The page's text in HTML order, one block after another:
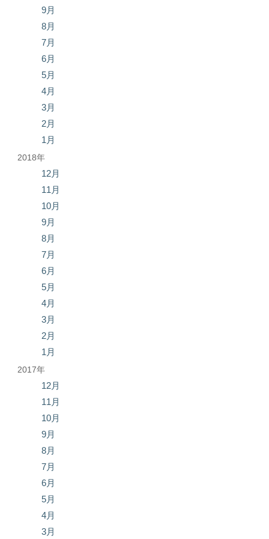
9月
8月
7月
6月
5月
4月
3月
2月
1月
2018年
12月
11月
10月
9月
8月
7月
6月
5月
4月
3月
2月
1月
2017年
12月
11月
10月
9月
8月
7月
6月
5月
4月
3月